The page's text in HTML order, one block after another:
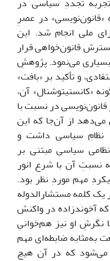
در عصرِ
ملی انجام شد. این
قانون‌خواهی قرار
می‌نمود. پژوهشِ
و تأکید بر «بافت»
«کانستیتوشنالِ» آن،
در نسبت با
از آن‌جا که این
نظامِ سیاسی داشت و
سیاسیِ مبتنی بر
نسبتِ آن با شرع انور
مهم موردِ نظر بود.
یک کلمه مستشارالدوله
آخوندزاده در واکنش
نگرشِ او نیز هم‌خوانیِ
به‌مثابه ضابطه‌ای مهم
می‌شود که در آن هیچ